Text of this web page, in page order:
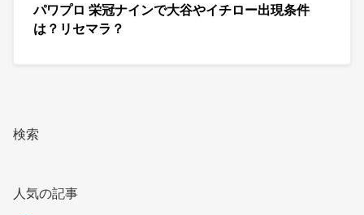
パワプロ 栄冠ナインで大谷やイチロー出現条件
は？リセマラ？
検索
人気の記事